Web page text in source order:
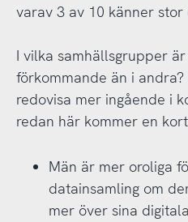
varav 3 av 10 känner stor
I vilka samhällsgrupper
förkommande än i
redovisa mer ingående i
redan här kommer en
Män är mer oroliga
datainsamling om
mer över sina